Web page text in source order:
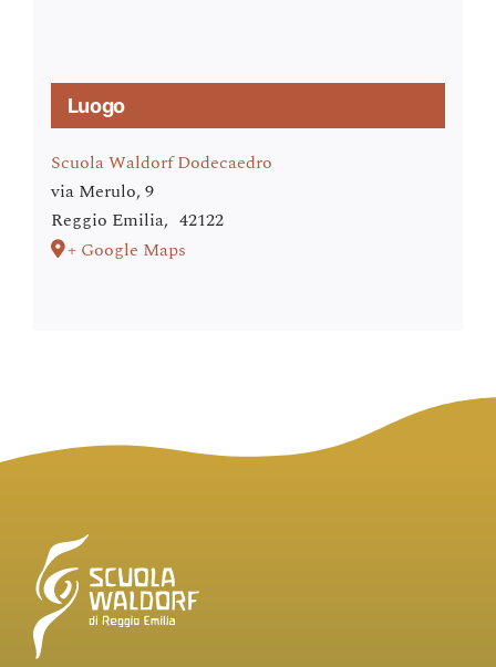
Luogo
Scuola Waldorf Dodecaedro
via Merulo, 9
Reggio Emilia, 42122
+ Google Maps